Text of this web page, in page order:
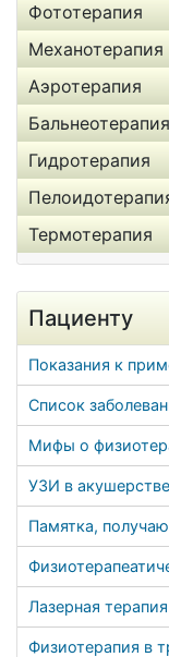
Фототерапия
Механотерапия
Аэротерапия
Бальнеотерапия
Гидротерапия
Термотерапия
Пациенту
Показания к
Список
Мифы о
УЗИ в
Памятка,
Лазерная
Физиотерапия в